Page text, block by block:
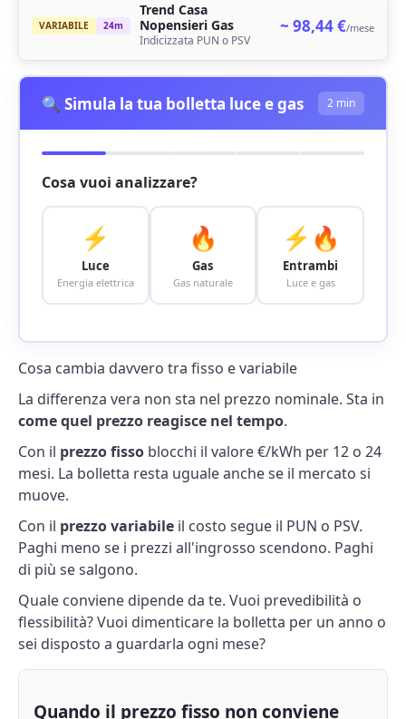
VARIABILE 24m
Trend Casa
Nopensieri Gas
Indicizzata PUN o PSV
~ 98,44 €/mese
🔍 Simula la tua bolletta luce e gas 2 min
Cosa vuoi analizzare?
⚡
Luce
Energia elettrica
🔥
Gas
Gas naturale
⚡🔥
Entrambi
Luce e gas
Cosa cambia davvero tra fisso e variabile
La differenza vera non sta nel prezzo nominale. Sta in
come quel prezzo reagisce nel tempo.
Con il prezzo fisso blocchi il valore €/kWh per 12 o 24
mesi. La bolletta resta uguale anche se il mercato si
muove.
Con il prezzo variabile il costo segue il PUN o PSV.
Paghi meno se i prezzi all'ingrosso scendono. Paghi
di più se salgono.
Quale conviene dipende da te. Vuoi prevedibilità o
flessibilità? Vuoi dimenticare la bolletta per un anno o
sei disposto a guardarla ogni mese?
Quando il prezzo fisso non conviene